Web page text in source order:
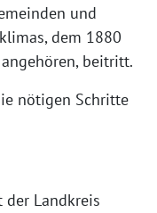
und
dem 1880
beitritt.
nötigen Schritte
Landkreis